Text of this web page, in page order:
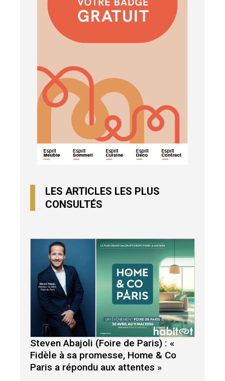
LES ARTICLES LES PLUS
CONSULTÉS
Steven Abajoli (Foire de Paris) : «
Fidèle à sa promesse, Home & Co
Paris a répondu aux attentes »